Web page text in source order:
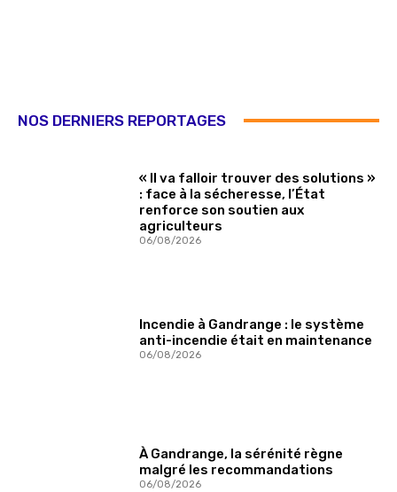
NOS DERNIERS REPORTAGES
« Il va falloir trouver des solutions »
: face à la sécheresse, l’État
renforce son soutien aux
agriculteurs
06/08/2026
Incendie à Gandrange : le système
anti-incendie était en maintenance
06/08/2026
À Gandrange, la sérénité règne
malgré les recommandations
06/08/2026